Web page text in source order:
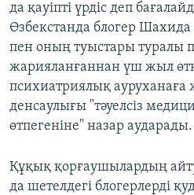
да қауіпті үрдіс деп
Өзбекстанда блогер
пен оның туыстары туралы
жарияланғаннан үш жыл
психиатриялық
денсаулығы "тәуелсіз
өтпегеніне" назар аударады.
Құқық қорғаушылардың
да шетелдегі блогерлерді